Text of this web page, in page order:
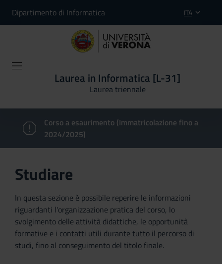
Dipartimento di Informatica ITA
Laurea in Informatica [L-31]
Laurea triennale
Corso a esaurimento (Immatricolazione fino a
2024/2025)
Studiare
In questa sezione è possibile reperire le informazioni
riguardanti l'organizzazione pratica del corso, lo
svolgimento delle attività didattiche, le opportunità
formative e i contatti utili durante tutto il percorso di
studi, fino al conseguimento del titolo finale.